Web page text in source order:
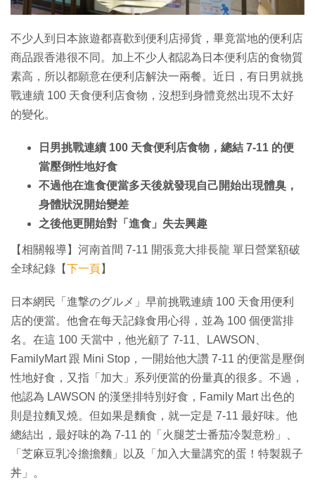
不少人到日本旅遊都喜歡到便利店掃貨，畢竟當地的便利店
商品跟香港很不同。加上不少人都認為日本便利店的食物質
素高，所以都願意在便利店解決一兩餐。近日，有日男就挑
戰連續 100 天食便利店食物，沒想到身體竟然出現不太好
的變化。
日男挑戰連續 100 天食便利店食物，總結 7-11 的便
當壓倒性地好食
不過他在進食便當多天後就發現自己開始出現體臭，
身體狀況開始變差
之後他更開始對「進食」失去興趣
【相關報導】河南首間 7-11 開張竟大排長龍 單日營業額破
全球紀錄【下一頁】
日本網民「進撃のグルメ」早前挑戰連續 100 天食用便利
店的便當。他會在每天記錄食用心得，並為 100 個便當排
名。在這 100 天當中，他光顧了 7-11、LAWSON、
FamilyMart 跟 Mini Stop，一開始他大讚 7-11 的便當是壓倒
性地好食，又指「加大」系列便當的份量真的很多。不過，
他認為 LAWSON 的漢堡排特別好食，Family Mart 出色的
則是拉麵叉燒。但如果是麵食，就一定是 7-11 最好味。他
總結出，最好味的為 7-11 的「火腿芝士番茄冷製意粉」、
「芝麻豆乳冷擔擔麵」以及「加入大量講究的蛋！特製親子
丼」。